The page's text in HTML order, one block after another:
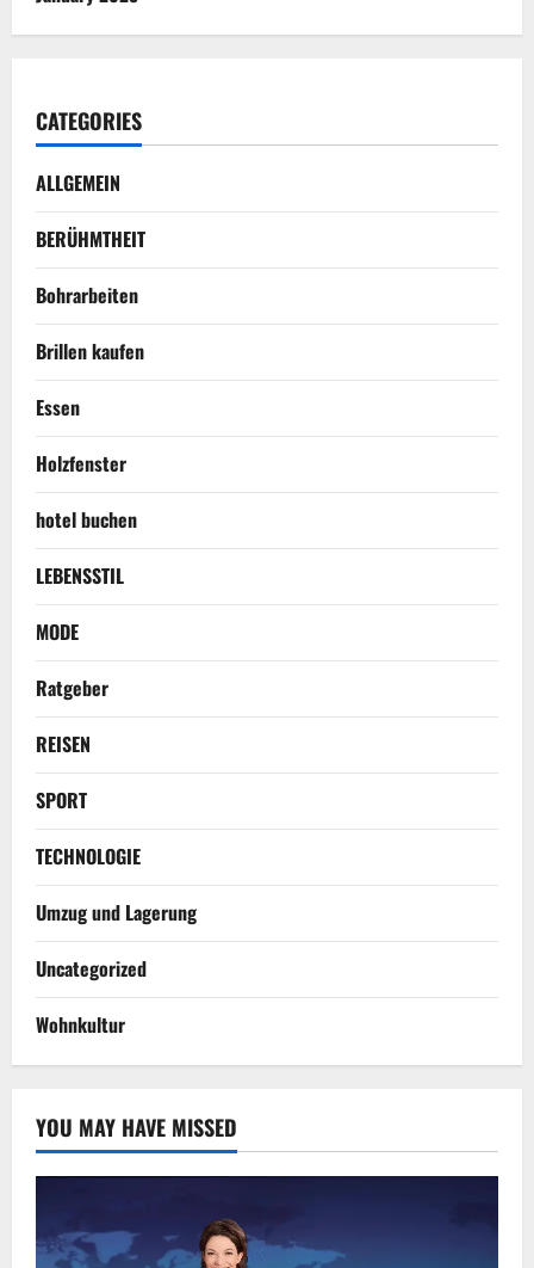
CATEGORIES
ALLGEMEIN
BERÜHMTHEIT
Bohrarbeiten
Brillen kaufen
Essen
Holzfenster
hotel buchen
LEBENSSTIL
MODE
Ratgeber
REISEN
SPORT
TECHNOLOGIE
Umzug und Lagerung
Uncategorized
Wohnkultur
YOU MAY HAVE MISSED